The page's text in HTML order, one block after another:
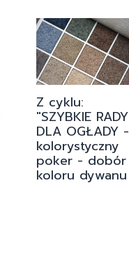
Z cyklu:
"SZYBKIE RADY
DLA OGŁADY -
kolorystyczny
poker - dobór
koloru dywanu